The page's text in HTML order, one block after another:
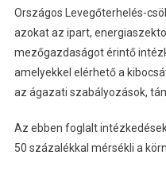
Országos Levegőterhelés-
azokat az ipart,
mezőgazdaságot érintő
amelyekkel elérhető a
az ágazati szabályozások,
Az ebben foglalt
50 százalékkal mérsékli a